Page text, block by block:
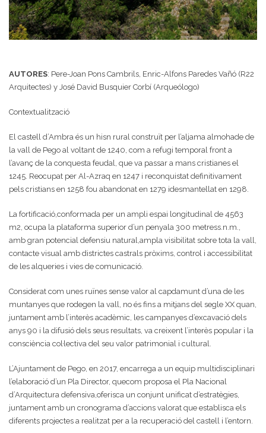
AUTORES: Pere-Joan Pons Cambrils, Enric-Alfons Paredes Vañó (R22
Arquitectes) y José David Busquier Corbí (Arqueólogo)
Contextualització
El castell d’Ambra és un hisn rural construït per l’aljama almohade de
la vall de Pego al voltant de 1240, com a refugi temporal front a
l’avanç de la conquesta feudal, que va passar a mans cristianes el
1245. Reocupat per Al-Azraq en 1247 i reconquistat definitivament
pels cristians en 1258 fou abandonat en 1279 idesmantellat en 1298.
La fortificació,conformada per un ampli espai longitudinal de 4563
m2, ocupa la plataforma superior d’un penyala 300 metress.n.m.,
amb gran potencial defensiu natural,ampla visibilitat sobre tota la vall,
contacte visual amb districtes castrals pròxims, control i accessibilitat
de les alqueries i vies de comunicació.
Considerat com unes ruïnes sense valor al capdamunt d’una de les
muntanyes que rodegen la vall, no és fins a mitjans del segle XX quan,
juntament amb l’interès acadèmic, les campanyes d’excavació dels
anys 90 i la difusió dels seus resultats, va creixent l’interès popular i la
consciència col·lectiva del seu valor patrimonial i cultural.
L’Ajuntament de Pego, en 2017, encarrega a un equip multidisciplinari
l’elaboració d’un Pla Director, quecom proposa el Pla Nacional
d’Arquitectura defensiva,oferisca un conjunt unificat d’estratègies,
juntament amb un cronograma d’accions valorat que establisca els
diferents projectes a realitzat per a la recuperació del castell i l’entorn.